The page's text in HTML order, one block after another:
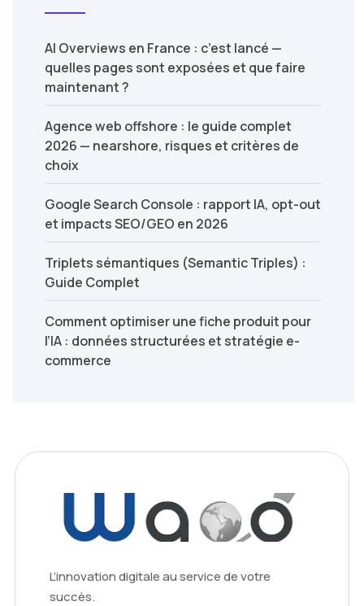
AI Overviews en France : c’est lancé —
quelles pages sont exposées et que faire
maintenant ?
Agence web offshore : le guide complet
2026 — nearshore, risques et critères de
choix
Google Search Console : rapport IA, opt-out
et impacts SEO/GEO en 2026
Triplets sémantiques (Semantic Triples) :
Guide Complet
Comment optimiser une fiche produit pour
l’IA : données structurées et stratégie e-
commerce
L’innovation digitale au service de votre
succès.